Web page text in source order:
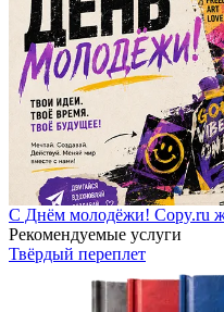
С Днём молодёжи! Copy.ru
Рекомендуемые услуги
Твёрдый переплет